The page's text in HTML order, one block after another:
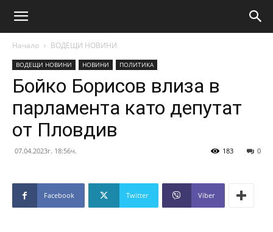
Начало ВОДЕЩИ НОВИНИ
ВОДЕЩИ НОВИНИ НОВИНИ ПОЛИТИКА
Бойко Борисов влиза в
парламента като депутат
от Пловдив
07.04.2023г. 18:56ч. 0
183
Facebook Twitter Viber